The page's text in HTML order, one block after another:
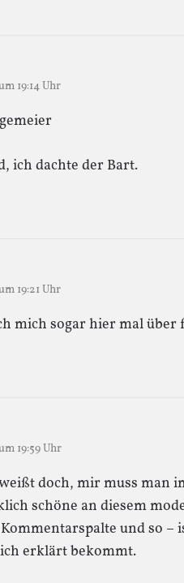
19:14 Uhr
ich dachte der Bart.
19:21 Uhr
mich sogar hier mal über
19:59 Uhr
doch, mir muss man
schöne an diesem
und so –
erklärt bekommt.